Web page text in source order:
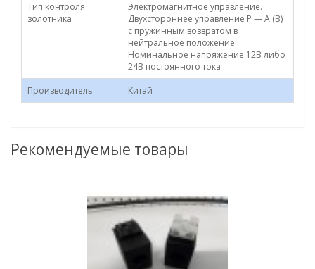
Тип контроля
золотника
Электромагнитное управление.
Двухстороннее управление P — A (B)
с пружинным возвратом в
нейтральное положение.
Номинальное напряжение 12В либо
24В постоянного тока
Производитель
Китай
Рекомендуемые товары